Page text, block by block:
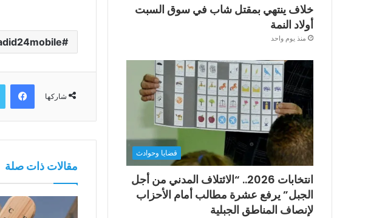
شاركها
مقالات ذات صلة
خلاف ينتهي بمقتل شاب في سوق السبت
أولاد النمة
منذ يوم واحد
قضايا وحوادث
انتخابات 2026.. “الائتلاف المدني من أجل
الجبل” يرفع عشرة مطالب أمام الأحزاب
لإنصاف المناطق الجبلية